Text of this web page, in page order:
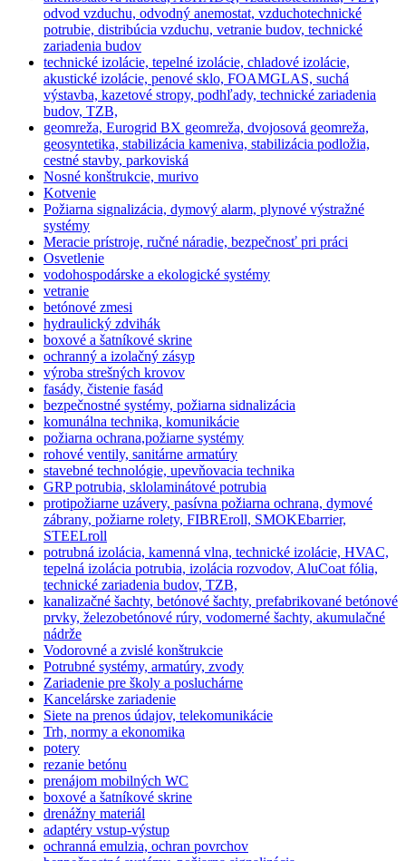
odvod vzduchu, odvodný anemostat, vzduchotechnické
potrubie, distribúcia vzduchu, vetranie budov, technické
zariadenia budov
technické izolácie, tepelné izolácie, chladové izolácie,
akustické izolácie, penové sklo, FOAMGLAS, suchá
výstavba, kazetové stropy, podhľady, technické zariadenia
budov, TZB,
geomreža, Eurogrid BX geomreža, dvojosová geomreža,
geosyntetika, stabilizácia kameniva, stabilizácia podložia,
cestné stavby, parkoviská
Nosné konštrukcie, murivo
Kotvenie
Požiarna signalizácia, dymový alarm, plynové výstražné
systémy
Meracie prístroje, ručné náradie, bezpečnosť pri práci
Osvetlenie
vodohospodárske a ekologické systémy
vetranie
betónové zmesi
hydraulický zdvihák
boxové a šatníkové skrine
ochranný a izolačný zásyp
výroba strešných krovov
fasády, čistenie fasád
bezpečnostné systémy, požiarna sidnalizácia
komunálna technika, komunikácie
požiarna ochrana,požiarne systémy
rohové ventily, sanitárne armatúry
stavebné technológie, upevňovacia technika
GRP potrubia, sklolaminátové potrubia
protipožiarne uzávery, pasívna požiarna ochrana, dymové
zábrany, požiarne rolety, FIBREroll, SMOKEbarrier,
STEELroll
potrubná izolácia, kamenná vlna, technické izolácie, HVAC,
tepelná izolácia potrubia, izolácia rozvodov, AluCoat fólia,
technické zariadenia budov, TZB,
kanalizačné šachty, betónové šachty, prefabrikované betónové
prvky, železobetónové rúry, vodomerné šachty, akumulačné
nádrže
Vodorovné a zvislé konštrukcie
Potrubné systémy, armatúry, zvody
Zariadenie pre školy a posluchárne
Kancelárske zariadenie
Siete na prenos údajov, telekomunikácie
Trh, normy a ekonomika
potery
rezanie betónu
prenájom mobilných WC
boxové a šatníkové skrine
drenážny materiál
adaptéry vstup-výstup
ochranná emulzia, ochran povrchov